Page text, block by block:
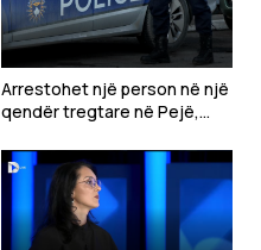
Arrestohet një person në një
qendër tregtare në Pejë,
qytetarët